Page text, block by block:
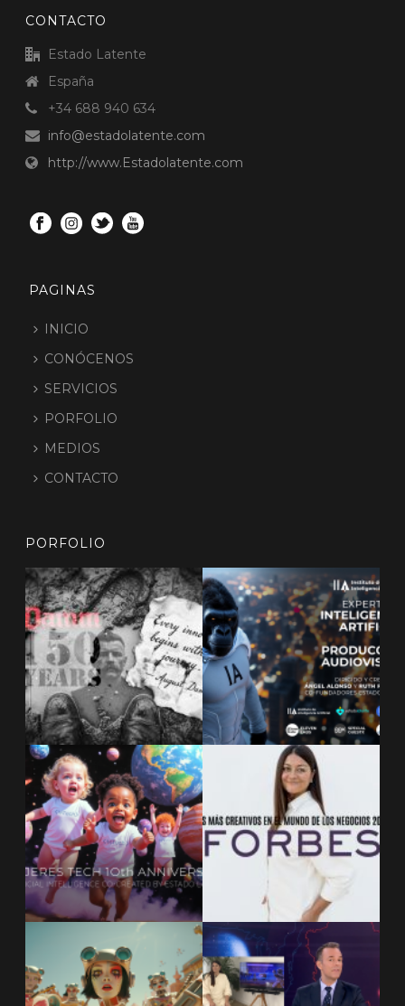
CONTACTO
Estado Latente
España
+34 688 940 634
info@estadolatente.com
http://www.Estadolatente.com
PAGINAS
INICIO
CONÓCENOS
SERVICIOS
PORFOLIO
MEDIOS
CONTACTO
PORFOLIO